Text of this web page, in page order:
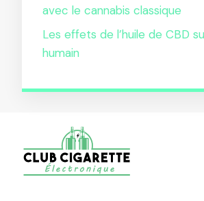
avec le cannabis classique
Les effets de l’huile de CBD
humain